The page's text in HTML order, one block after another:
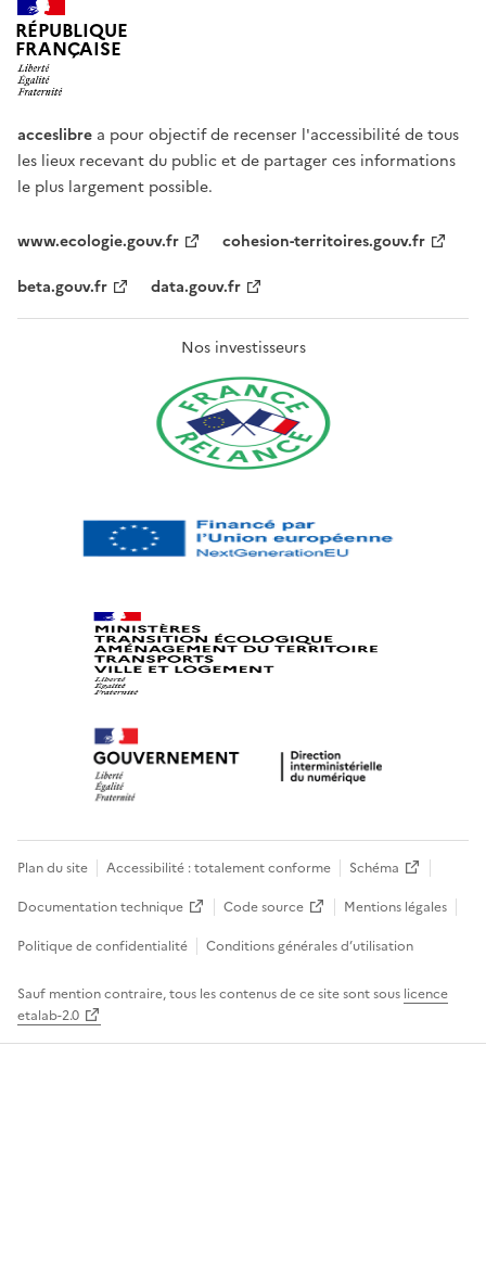
RÉPUBLIQUE
FRANÇAISE
acceslibre a pour objectif de recenser l'accessibilité de tous
les lieux recevant du public et de partager ces informations
le plus largement possible.
www.ecologie.gouv.fr
cohesion-territoires.gouv.fr
beta.gouv.fr
data.gouv.fr
Nos investisseurs
Plan du site Accessibilité : totalement conforme
Schéma
Documentation technique
Code source
Mentions légales
Politique de confidentialité
Conditions générales d’utilisation
Sauf mention contraire, tous les contenus de ce site sont sous licence
etalab-2.0